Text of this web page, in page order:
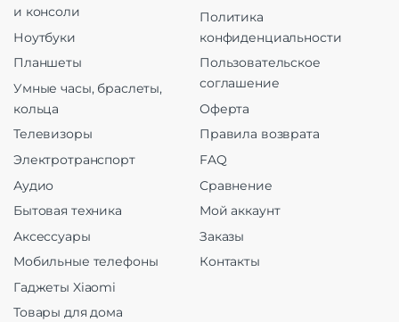
и консоли
Ноутбуки
Планшеты
Умные часы, браслеты,
кольца
Телевизоры
Электротранспорт
Аудио
Бытовая техника
Аксессуары
Мобильные телефоны
Гаджеты Xiaomi
Товары для дома
Политика
конфиденциальности
Пользовательское
соглашение
Оферта
Правила возврата
FAQ
Сравнение
Мой аккаунт
Заказы
Контакты